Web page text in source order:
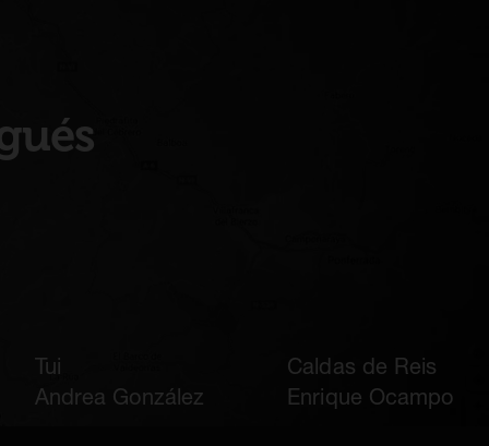
Tui
Andrea González
Caldas de Reis
Enrique Ocampo